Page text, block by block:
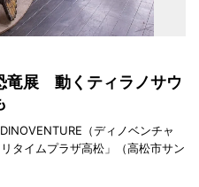
竜展 動くティラノサウ
（ディノベンチャ
タイムプラザ高松」（高松市サン